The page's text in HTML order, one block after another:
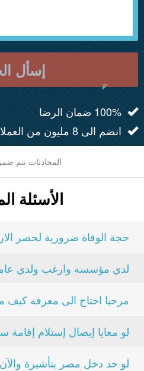
إسأل
100% ضمان الرضا
انضم الى 8 مليون من العملاء الراضين
المحادثات تتم
الأسئلة
حجة الوفاة ضرورية لحصر
لو معايا إيصال إستلام
لو حد دخل مصر بتأشيرة